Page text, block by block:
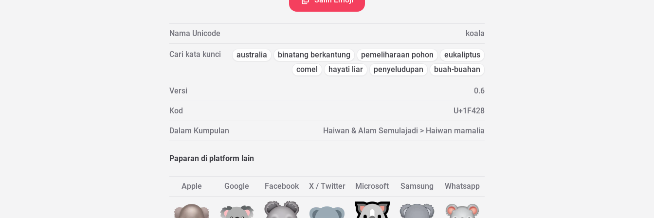
Nama Unicode koala
Cari kata kunci australia binatang berkantung pemeliharaan pohon
eukaliptus
comel
hayati liar penyeludupan buah-buahan
Versi 0.6
Kod U+1F428
Dalam Kumpulan Haiwan & Alam Semulajadi > Haiwan mamalia
Paparan di platform lain
Apple Google Facebook X / Twitter Microsoft Samsung Whatsapp